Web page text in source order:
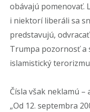
obávajú pomenovať.
i niektorí liberáli sa
predstavujú,
Trumpa pozornosť a
islamistický
Čísla však neklamú
„Od 12. septembra